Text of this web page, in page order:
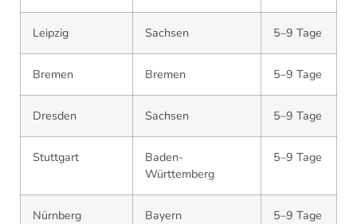
Leipzig Sachsen 5–9 Tage
Bremen Bremen 5–9 Tage
Dresden Sachsen 5–9 Tage
Stuttgart
Baden-
Württemberg
5–9 Tage
Nürnberg Bayern 5–9 Tage